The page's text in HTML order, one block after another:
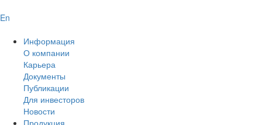
En
Информация
О компании
Карьера
Документы
Публикации
Для инвесторов
Новости
Продукция